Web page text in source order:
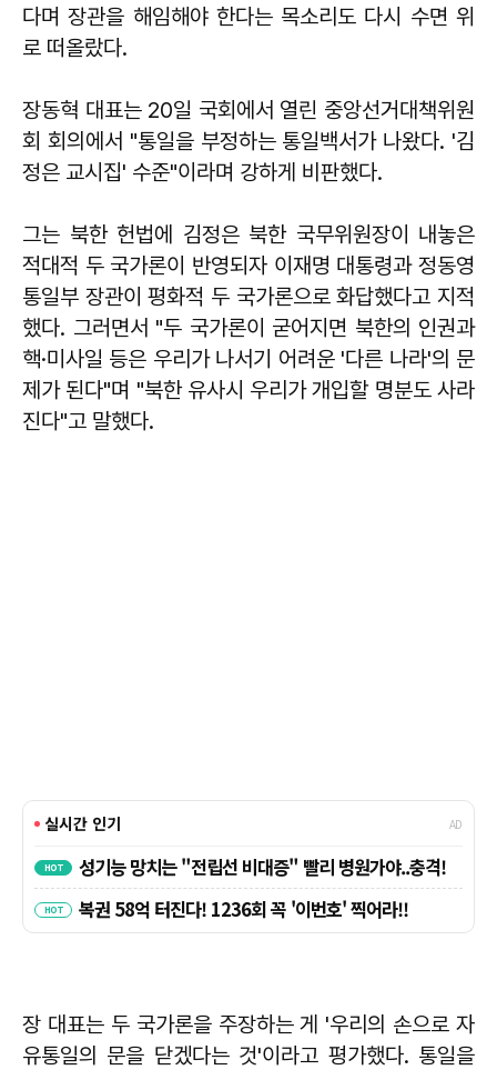
다며 장관을 해임해야 한다는 목소리도 다시 수면 위
로 떠올랐다.
장동혁 대표는 20일 국회에서 열린 중앙선거대책위원
회 회의에서 "통일을 부정하는 통일백서가 나왔다. '김
정은 교시집' 수준"이라며 강하게 비판했다.
그는 북한 헌법에 김정은 북한 국무위원장이 내놓은
적대적 두 국가론이 반영되자 이재명 대통령과 정동영
통일부 장관이 평화적 두 국가론으로 화답했다고 지적
했다. 그러면서 "두 국가론이 굳어지면 북한의 인권과
핵·미사일 등은 우리가 나서기 어려운 '다른 나라'의 문
제가 된다"며 "북한 유사시 우리가 개입할 명분도 사라
진다"고 말했다.
장 대표는 두 국가론을 주장하는 게 '우리의 손으로 자
유통일의 문을 닫겠다는 것'이라고 평가했다. 통일을